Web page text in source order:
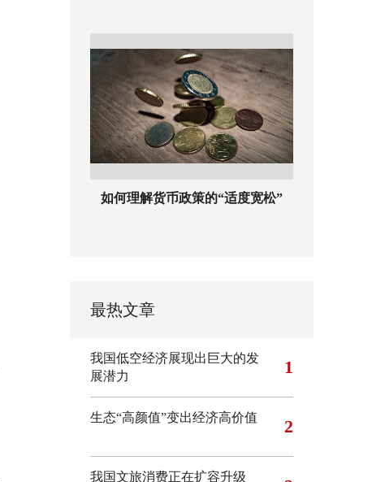
如何理解货币政策的“适度宽松”
最热文章
我国低空经济展现出巨大的发
展潜力
1
生态“高颜值”变出经济高价值 2
我国文旅消费正在扩容升级